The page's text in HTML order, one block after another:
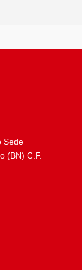
Sede
(BN) C.F.